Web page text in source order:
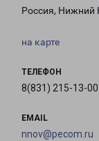
Россия, Нижний
на карте
ТЕЛЕФОН
8(831) 215-13-00
EMAIL
nnov@pecom.ru